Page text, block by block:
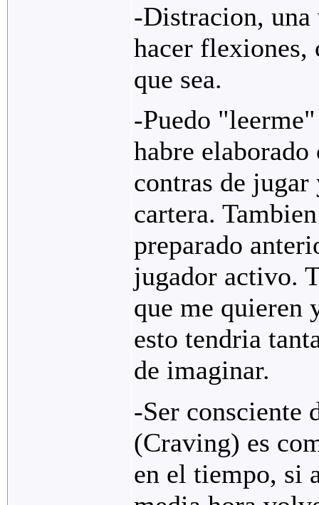
-Distracion, una
hacer flexiones,
que sea.
-Puedo
habre
contras de
cartera.
preparado
jugador activo.
que me quieren
esto tendria
de imaginar.
-Ser consciente
(Craving) es
en el tiempo, si